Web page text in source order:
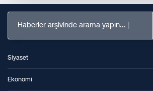
Haberler arşivinde arama yapın...
Siyaset
Ekonomi